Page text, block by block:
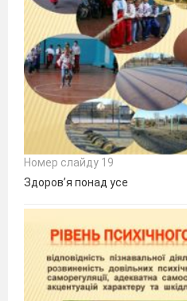
Номер слайду 19
Здоров’я понад усе